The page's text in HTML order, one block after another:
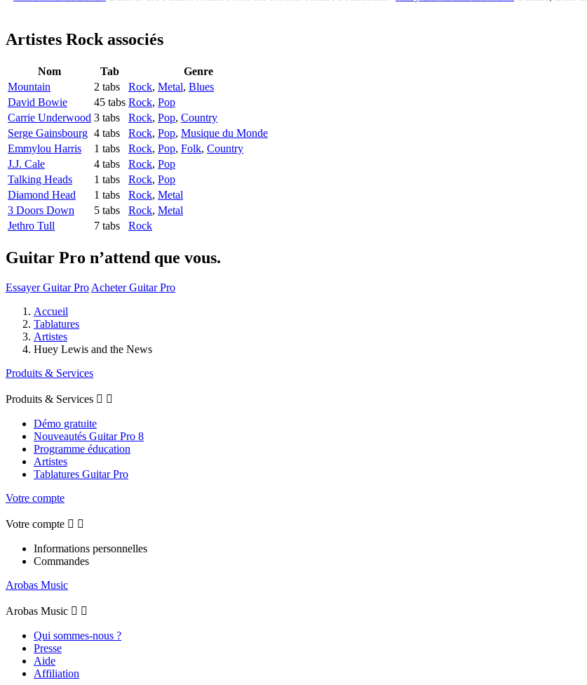
Artistes Rockassociés
Nom Tab
Genre
Mountain
2 tabs Rock, Metal, Blues
David Bowie
45 tabs Rock, Pop
Carrie Underwood 3 tabs Rock, Pop, Country
Serge Gainsbourg 4 tabs Rock, Pop, Musique du Monde
Emmylou Harris
1 tabs Rock, Pop, Folk, Country
J.J. Cale
4 tabs Rock, Pop
Talking Heads
1 tabs Rock, Pop
Diamond Head
1 tabs Rock, Metal
3 Doors Down
5 tabs Rock, Metal
Jethro Tull
7 tabs Rock
Guitar Pro n’attend que vous.
Essayer Guitar Pro Acheter Guitar Pro
Accueil
Tablatures
Artistes
Huey Lewis and the News
Produits & Services
Produits & Services  
Démo gratuite
Nouveautés Guitar Pro 8
Programme éducation
Artistes
Tablatures Guitar Pro
Votre compte
Votre compte  
Informations personnelles
Commandes
Arobas Music
Arobas Music  
Qui sommes-nous ?
Presse
Aide
Affiliation